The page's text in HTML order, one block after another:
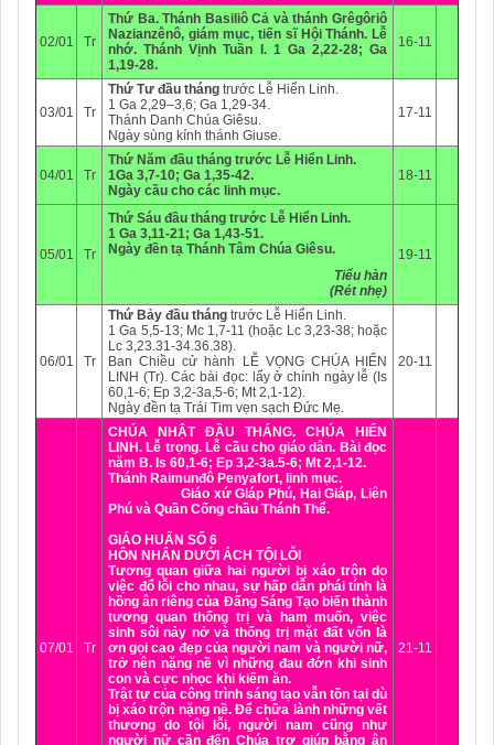
02/01 Tr
Thứ Ba. Thánh Basiliô Cả và thánh Grêgôriô
Nazianzênô, giám mục, tiến sĩ Hội Thánh. Lễ
nhớ. Thánh Vịnh Tuần I. 1 Ga 2,22-28; Ga
1,19-28.
16-11
03/01 Tr
Thứ Tư đầu tháng trước Lễ Hiển Linh.
1 Ga 2,29–3,6; Ga 1,29-34.
Thánh Danh Chúa Giêsu.
Ngày sùng kính thánh Giuse.
17-11
04/01 Tr
Thứ Năm đầu tháng trước Lễ Hiển Linh.
1Ga 3,7-10; Ga 1,35-42.
Ngày cầu cho các linh mục.
18-11
05/01 Tr
Thứ Sáu đầu tháng trước Lễ Hiển Linh.
1 Ga 3,11-21; Ga 1,43-51.
Ngày đền tạ Thánh Tâm Chúa Giêsu.
Tiểu hàn
(Rét nhẹ)
19-11
06/01 Tr
Thứ Bảy đầu tháng trước Lễ Hiển Linh.
1 Ga 5,5-13; Mc 1,7-11 (hoặc Lc 3,23-38; hoặc
Lc 3,23.31-34.36.38).
Ban Chiều cử hành LỄ VỌNG CHÚA HIỂN
LINH (Tr). Các bài đọc: lấy ở chính ngày lễ (Is
60,1-6; Ep 3,2-3a,5-6; Mt 2,1-12).
Ngày đền tạ Trái Tim vẹn sạch Đức Mẹ.
20-11
07/01 Tr
CHÚA NHẬT ĐẦU THÁNG. CHÚA HIỂN
LINH. Lễ trọng.Lễ cầu cho giáo dân. Bài đọc
năm B. Is 60,1-6; Ep 3,2-3a.5-6; Mt 2,1-12.
Thánh Raimunđô Penyafort, linh mục.
Giáo xứGiáp Phú, Hai Giáp,Liên
Phú và Quần Cống chầu Thánh Thể.
GIÁO HUẤN SỐ 6
HÔN NHÂN DƯỚI ÁCH TỘI LỖI
Tương quan giữa hai người bị xáo trộn do
việc đổ lỗi cho nhau, sự hấp dẫn phái tính là
hồng ân riêng của Đấng Sáng Tạo biến thành
tương quan thống trị và ham muốn, việc
sinh sôi nảy nở và thống trị mặt đất vốn là
ơn gọi cao đẹp của người nam và người nữ,
trở nên nặng nề vì những đau đớn khi sinh
con và cực nhọc khi kiếm ăn.
Trật tự của công trình sáng tạo vẫn tồn tại dù
bị xáo trộn nặng nề. Để chữa lành những vết
thương do tội lỗi, người nam cũng như
người nữ cần đến Chúa trợ giúp bằng ân
21-11